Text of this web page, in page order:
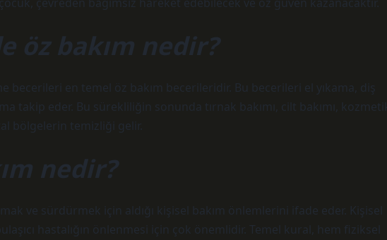
öz bakım nedir?
becerileri en temel öz bakım becerileridir. Bu becerileri el yıkama, diş
takip eder. Bu sürekliliğin sonunda tırnak bakımı, cilt bakımı,
bölgelerin temizliği gelir.
nedir?
ve sürdürmek için aldığı kişisel bakım önlemlerini ifade eder. Kişisel
hastalığın önlenmesi için çok önemlidir. Temel kural, hem fiziksel